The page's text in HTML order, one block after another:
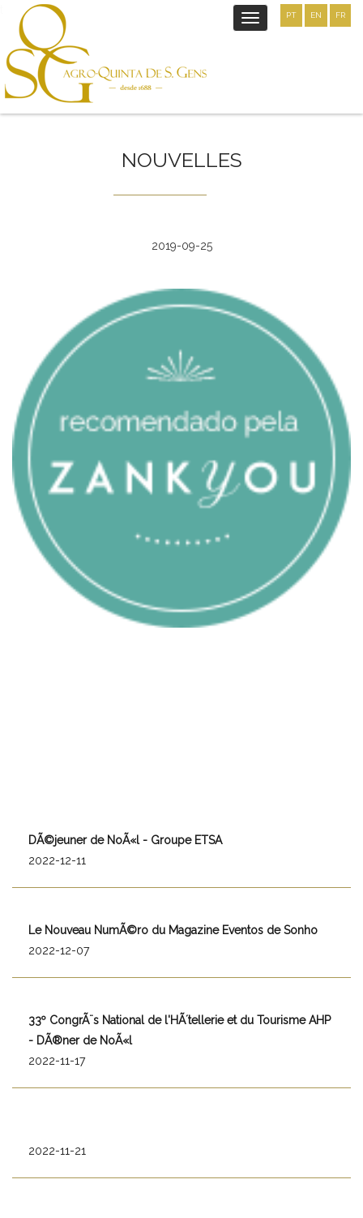
PT EN FR
Toggle
NOUVELLES
2019-09-25
DÃ©jeuner de NoÃ«l - Groupe ETSA
2022-12-11
Le Nouveau NumÃ©ro du Magazine Eventos de Sonho
2022-12-07
33º CongrÃ¨s National de l'HÃ´tellerie et du Tourisme AHP
- DÃ®ner de NoÃ«l
2022-11-17
2022-11-21